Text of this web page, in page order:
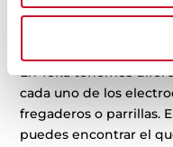
Tipos de
En Teka tenemos
cada uno de los
fregaderos o parrillas.
puedes encontrar el